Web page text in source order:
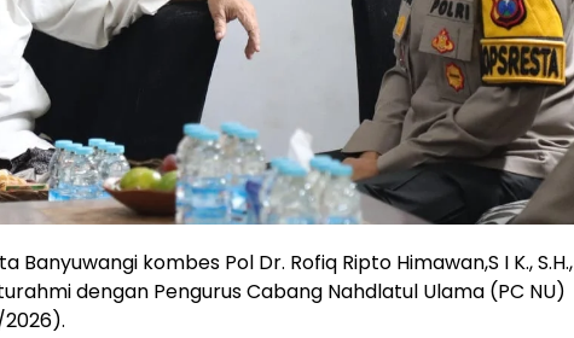
Banyuwangi kombes Pol Dr. Rofiq Ripto Himawan,S I K., S.H.,
dengan Pengurus Cabang Nahdlatul Ulama (PC NU)